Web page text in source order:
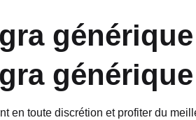
en toute discrétion et profiter du